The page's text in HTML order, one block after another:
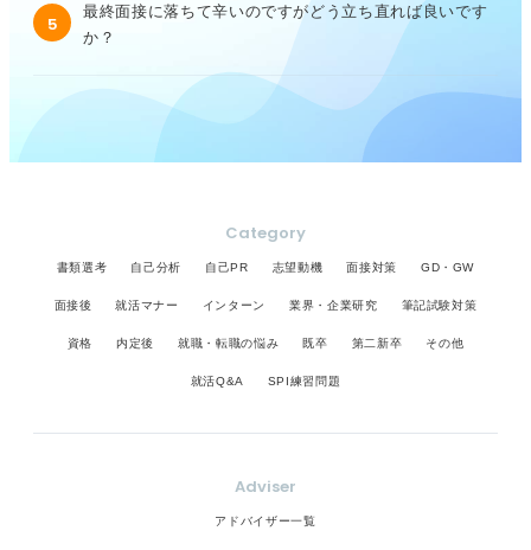
5
最終面接に落ちて辛いのですがどう立ち直れば良いです
か？
Category
書類選考 自己分析 自己PR 志望動機 面接対策 GD・GW
面接後 就活マナー インターン 業界・企業研究 筆記試験対策
資格 内定後 就職・転職の悩み 既卒 第二新卒 その他
就活Q&A SPI練習問題
Adviser
アドバイザー一覧